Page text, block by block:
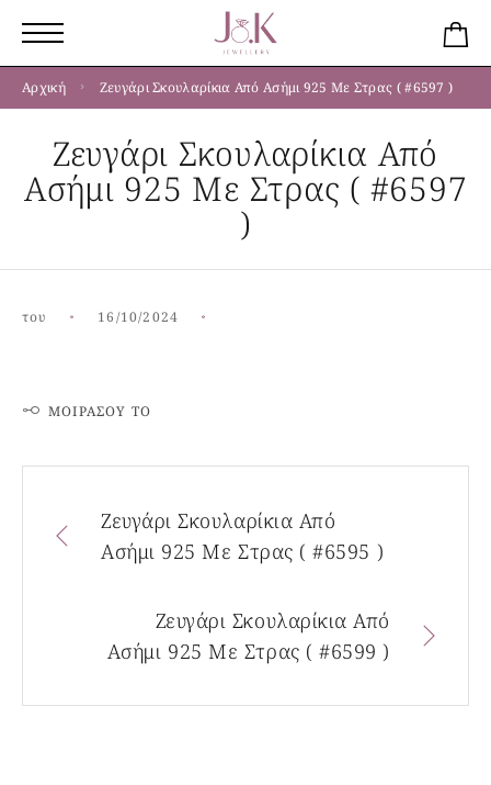
Αρχική Ζευγάρι Σκουλαρίκια Από Ασήμι 925 Με Στρας ( #6597 )
Ζευγάρι Σκουλαρίκια Από
Ασήμι 925 Με Στρας ( #6597
)
του 16/10/2024
ΜΟΙΡΆΣΟΥ ΤΟ
Ζευγάρι Σκουλαρίκια Από
Ασήμι 925 Με Στρας ( #6595 )
Ζευγάρι Σκουλαρίκια Από
Ασήμι 925 Με Στρας ( #6599 )